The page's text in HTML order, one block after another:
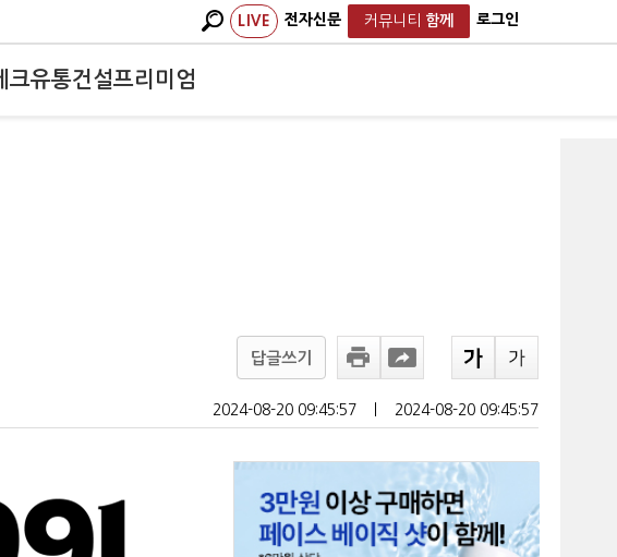
LIVE 전자신문 커뮤니티 함께 로그인
크유통건설프리미엄
답글쓰기
2024-08-20 09:45:57 2024-08-20 09:45:57